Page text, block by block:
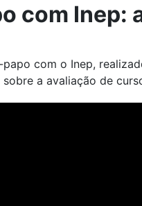
com Inep:
com o Inep,
a avaliação de